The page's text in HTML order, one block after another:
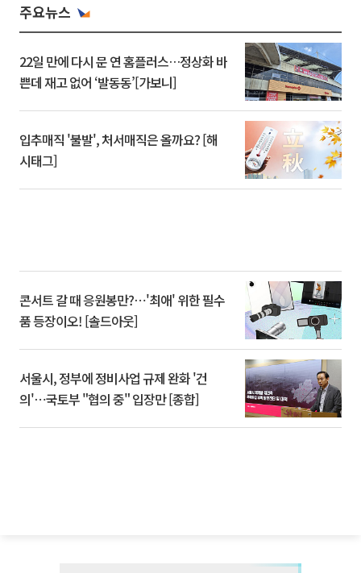
주요뉴스
22일 만에 다시 문 연 홈플러스…정상화 바
쁜데 재고 없어 ‘발동동’[가보니]
입추매직 '불발', 처서매직은 올까요? [해
시태그]
콘서트 갈 때 응원봉만?⋯'최애' 위한 필수
품 등장이오! [솔드아웃]
서울시, 정부에 정비사업 규제 완화 '건
의'⋯국토부 "협의 중" 입장만 [종합]